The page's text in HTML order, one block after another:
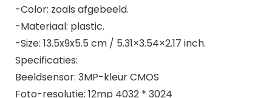
-Color: zoals afgebeeld.
-Materiaal: plastic.
-Size: 13.5x9x5.5 cm / 5.31×3.54×2.17 inch.
Specificaties:
Beeldsensor: 3MP-kleur CMOS
Foto-resolutie: 12mp 4032 * 3024